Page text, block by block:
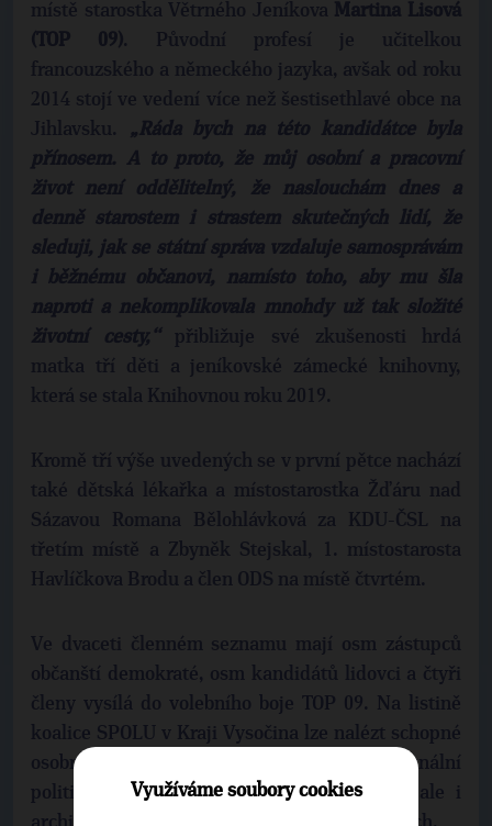
místě starostka Větrného Jeníkova Martina Lisová
(TOP 09). Původní profesí je učitelkou
francouzského a německého jazyka, avšak od roku
2014 stojí ve vedení více než šestisethlavé obce na
Jihlavsku.
„Ráda bych na této kandidátce byla
přínosem. A to proto, že můj osobní a pracovní
život není oddělitelný, že naslouchám dnes a
denně starostem i strastem skutečných lidí, že
sleduji, jak se státní správa vzdaluje samosprávám
i běžnému občanovi, namísto toho, aby mu šla
naproti a nekomplikovala mnohdy už tak složité
životní cesty,‘‘přibližuje své zkušenosti hrdá
matka tří děti a jeníkovské zámecké knihovny,
která se stala Knihovnou roku 2019.
Kromě tří výše uvedených se v první pětce nachází
také dětská lékařka a místostarostka Žďáru nad
Sázavou Romana Bělohlávková za KDU-ČSL na
třetím místě a Zbyněk Stejskal, 1. místostarosta
Havlíčkova Brodu a člen ODS na místě čtvrtém.
Ve dvaceti členném seznamu mají osm zástupců
občanští demokraté, osm kandidátů lidovci a čtyři
členy vysílá do volebního boje TOP 09. Na listině
koalice SPOLU v Kraji Vysočina lze nalézt schopné
osobnosti napříč profesemi – lékaře, komunální
politiky, pedagogické pracovníky, právníky ale i
Využíváme soubory cookies